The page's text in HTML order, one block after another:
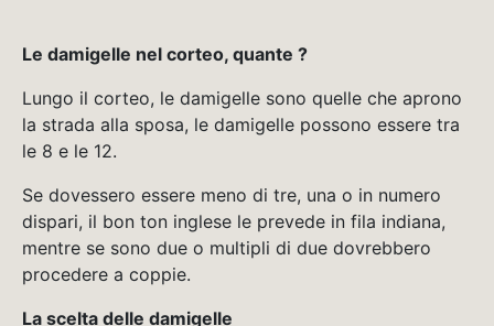
Le damigelle nel corteo, quante ?
Lungo il corteo, le damigelle sono quelle che aprono
la strada alla sposa, le damigelle possono essere tra
le 8 e le 12.
Se dovessero essere meno di tre, una o in numero
dispari, il bon ton inglese le prevede in fila indiana,
mentre se sono due o multipli di due dovrebbero
procedere a coppie.
La scelta delle damigelle